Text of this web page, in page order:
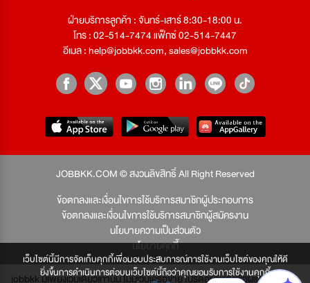
เว็บไซต์นี้มีการจัดเก็บคุกกี้เพื่อมอบประสบการณ์การใช้งานเว็บไซต์ของคุณให้ดี
ยิ่งขึ้นการดำเนินการต่อบนเว็บไซต์นี้ถือว่าคุณยอมรับการใช้งานคุกกี้
ฝ่ายบริการลูกค้า : จันทร์-เสาร์ 8:30-18:00 น.
โทร : 02-514-7474 แฟ็กซ์ 02-514-7447
อีเมล :help@jobbkk.com,sales@jobbkk.com
JOBBKK.COM © สงวนลิขสิทธิ์ All Right Reserved
ข้อตกลงและเงื่อนไขการใช้บริการสมาชิกผู้ประกอบการ
ข้อตกลงและเงื่อนไขการใช้บริการสมาชิกผู้สมัครงาน
นโยบายความเป็นส่วนตัว
นโยบายคุกกี้
jobbkk มีเพียงเว็บเดียวเท่านั้น ไม่มีเว็บเครือข่าย โปรดอย่าหลงเชื่อผู้แอบอ้าง และ